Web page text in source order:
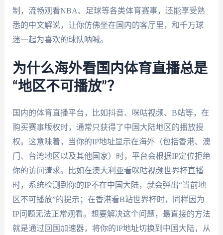
制，流畅观看NBA、足球等各类体育赛事，还能享受熟
悉的中文解说，让你仿佛坐在国内的客厅里，和千万球
迷一起为喜欢的球队呐喊。
为什么海外看国内体育直播总是
“地区不可播放”？
国内的体育直播平台，比如抖音、咪咕视频、B站等，在
购买赛事版权时，通常只获得了中国大陆地区的播放授
权。这意味着，当你的IP地址显示在海外（包括香港、澳
门、台湾地区以及其他国家）时，平台会根据IP定位拒绝
你的访问请求。比如在澳大利亚看咪咕视频世界杯直播
时，系统检测到你的IP不在中国大陆，就会弹出“当前地
区不可播放”的提示；在香港看B站世界杯时，同样因为
IP问题无法正常观看。想要解决这个问题，最直接的方法
就是通过回国加速器，将你的IP地址切换到中国大陆，从